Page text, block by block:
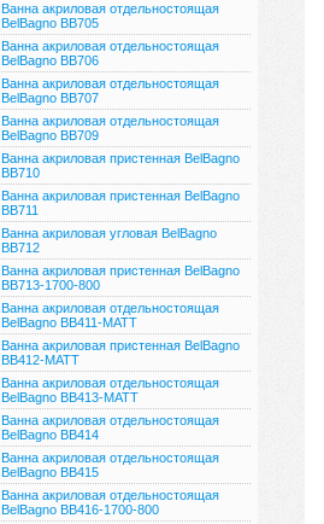
Ванна акриловая отдельностоящая
BelBagno BB705
Ванна акриловая отдельностоящая
BelBagno BB706
Ванна акриловая отдельностоящая
BelBagno BB707
Ванна акриловая отдельностоящая
BelBagno BB709
Ванна акриловая пристенная BelBagno
BB710
Ванна акриловая пристенная BelBagno
BB711
Ванна акриловая угловая BelBagno
BB712
Ванна акриловая пристенная BelBagno
BB713-1700-800
Ванна акриловая отдельностоящая
BelBagno ВВ411-MATT
Ванна акриловая пристенная BelBagno
ВВ412-MATT
Ванна акриловая отдельностоящая
BelBagno ВВ413-MATT
Ванна акриловая отдельностоящая
BelBagno ВВ414
Ванна акриловая отдельностоящая
BelBagno ВВ415
Ванна акриловая отдельностоящая
BelBagno BB416-1700-800